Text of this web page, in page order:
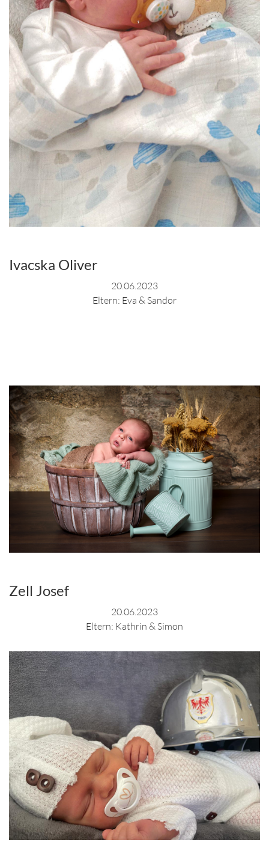
Ivacska Oliver
20.06.2023
Eltern: Eva & Sandor
Zell Josef
20.06.2023
Eltern: Kathrin & Simon